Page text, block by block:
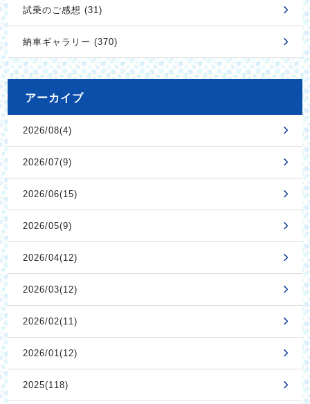
試乗のご感想 (31)
納車ギャラリー (370)
アーカイブ
2026/08(4)
2026/07(9)
2026/06(15)
2026/05(9)
2026/04(12)
2026/03(12)
2026/02(11)
2026/01(12)
2025(118)